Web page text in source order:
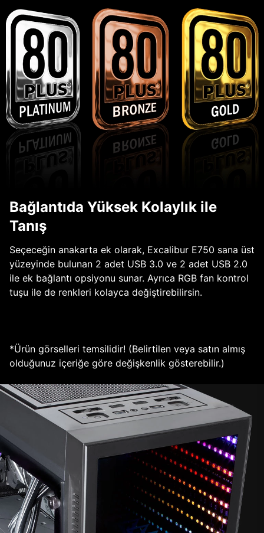
Bağlantıda Yüksek Kolaylık ile
Tanış
Seçeceğin anakarta ek olarak, Excalibur E750 sana üst
yüzeyinde bulunan 2 adet USB 3.0 ve 2 adet USB 2.0
ile ek bağlantı opsiyonu sunar. Ayrıca RGB fan kontrol
tuşu ile de renkleri kolayca değiştirebilirsin.
*Ürün görselleri temsilidir! (Belirtilen veya satın almış
olduğunuz içeriğe göre değişkenlik gösterebilir.)